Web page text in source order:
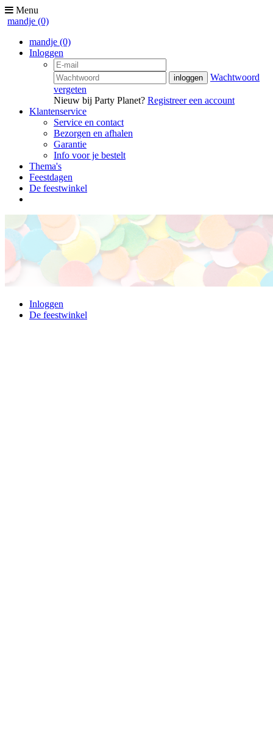
Menu
mandje (0)
mandje (0)
Inloggen
Wachtwoord
vergeten
Nieuw bij Party Planet? Registreer een account
Klantenservice
Service en contact
Bezorgen en afhalen
Garantie
Info voor je bestelt
Thema's
Feestdagen
De feestwinkel
Inloggen
De feestwinkel